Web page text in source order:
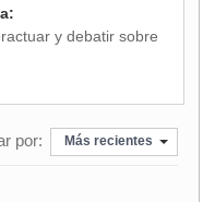
acceso trasero a la
más fuerza con la
Gonzalo
de plástico en la
y debatir sobre
por: Más recientes